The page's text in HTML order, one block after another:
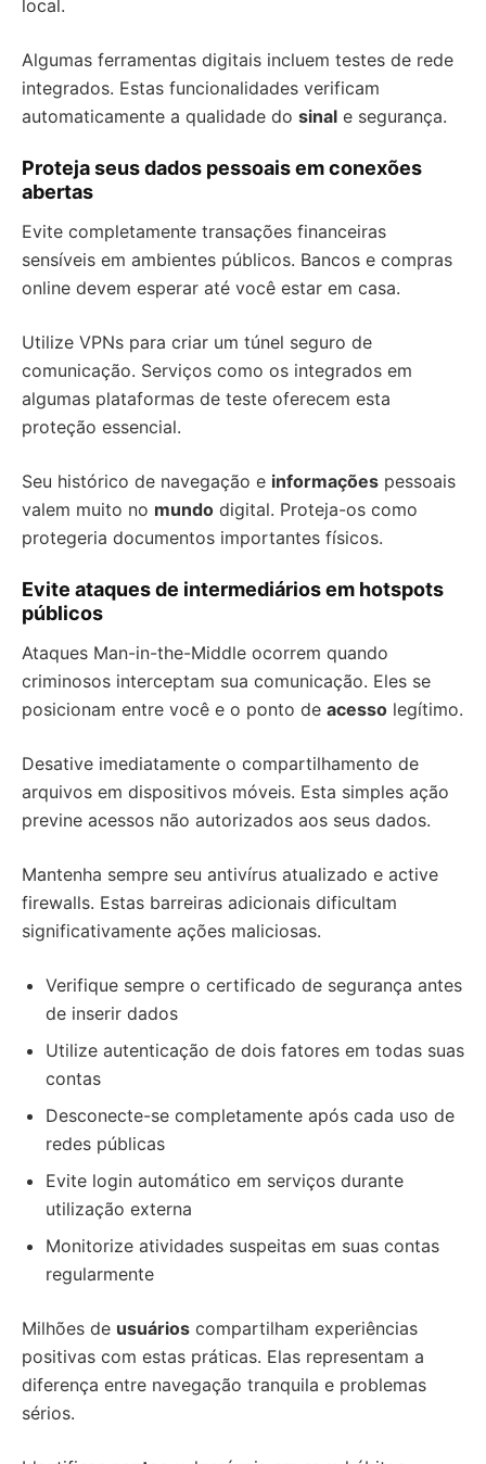
local.
Algumas ferramentas digitais incluem testes de rede
integrados. Estas funcionalidades verificam
automaticamente a qualidade do sinal e segurança.
Proteja seus dados pessoais em conexões
abertas
Evite completamente transações financeiras
sensíveis em ambientes públicos. Bancos e compras
online devem esperar até você estar em casa.
Utilize VPNs para criar um túnel seguro de
comunicação. Serviços como os integrados em
algumas plataformas de teste oferecem esta
proteção essencial.
Seu histórico de navegação e informações pessoais
valem muito no mundo digital. Proteja-os como
protegeria documentos importantes físicos.
Evite ataques de intermediários em hotspots
públicos
Ataques Man-in-the-Middle ocorrem quando
criminosos interceptam sua comunicação. Eles se
posicionam entre você e o ponto de acesso legítimo.
Desative imediatamente o compartilhamento de
arquivos em dispositivos móveis. Esta simples ação
previne acessos não autorizados aos seus dados.
Mantenha sempre seu antivírus atualizado e active
firewalls. Estas barreiras adicionais dificultam
significativamente ações maliciosas.
Verifique sempre o certificado de segurança antes
de inserir dados
Utilize autenticação de dois fatores em todas suas
contas
Desconecte-se completamente após cada uso de
redes públicas
Evite login automático em serviços durante
utilização externa
Monitorize atividades suspeitas em suas contas
regularmente
Milhões de usuários compartilham experiências
positivas com estas práticas. Elas representam a
diferença entre navegação tranquila e problemas
sérios.